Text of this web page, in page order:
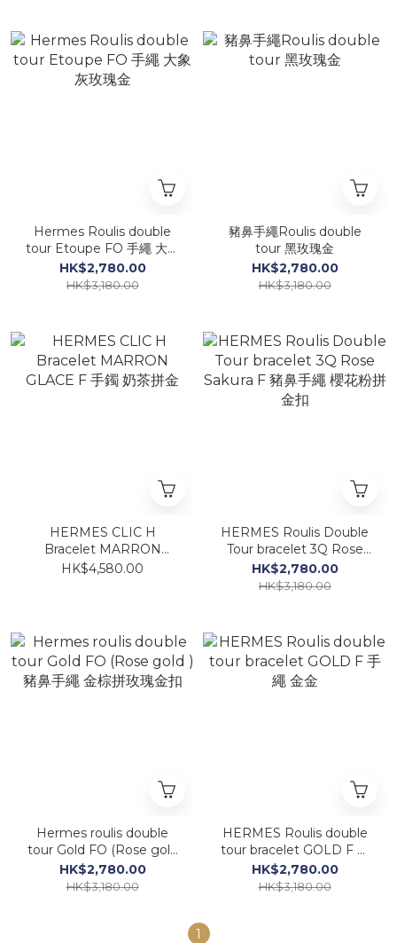
Hermes Roulis double
tour Etoupe FO 手繩 大象
灰玫瑰金
HK$2,780.00
HK$3,180.00
豬鼻手繩Roulis double
tour 黑玫瑰金
HK$2,780.00
HK$3,180.00
HERMES CLIC H
Bracelet MARRON
GLACE F 手鐲 奶茶拼金
HK$4,580.00
HERMES Roulis Double
Tour bracelet 3Q Rose
Sakura F 豬鼻手繩 櫻花粉
拼金扣
HK$2,780.00
HK$3,180.00
Hermes roulis double
tour Gold FO (Rose gold
) 豬鼻手繩 金棕拼玫瑰金扣
HK$2,780.00
HK$3,180.00
HERMES Roulis double
tour bracelet GOLD F 手
繩 金金
HK$2,780.00
HK$3,180.00
1